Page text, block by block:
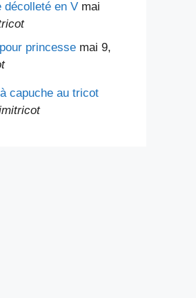
décolleté en V mai
princesse mai 9,
capuche au tricot